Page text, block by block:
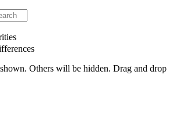
Others will be hidden. Drag and drop